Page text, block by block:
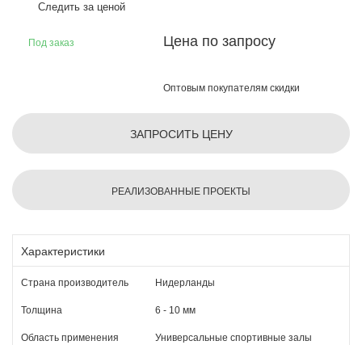
Следить за ценой
Цена по запросу
Оптовым покупателям скидки
Под заказ
ЗАПРОСИТЬ ЦЕНУ
РЕАЛИЗОВАННЫЕ ПРОЕКТЫ
Характеристики
Страна производитель Нидерланды
Толщина 6 - 10 мм
Область применения Универсальные спортивные залы